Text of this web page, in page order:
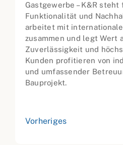
Gastgewerbe – K&R
Funktionalität und
arbeitet mit
zusammen und legt Wert
Zuverlässigkeit und
Kunden profitieren von
und umfassender
Bauprojekt.
Vorheriges